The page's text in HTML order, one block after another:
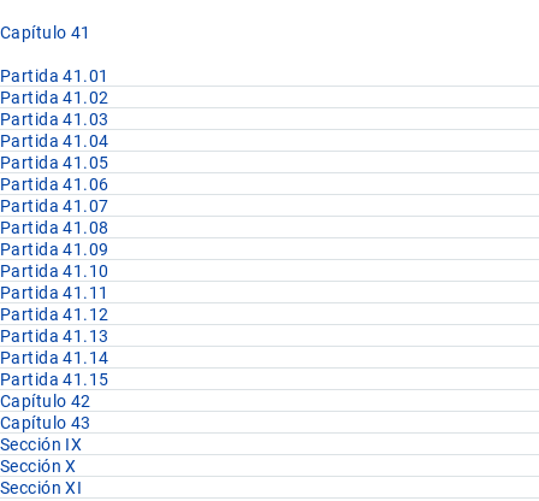
Capítulo 41
Partida 41.01
Partida 41.02
Partida 41.03
Partida 41.04
Partida 41.05
Partida 41.06
Partida 41.07
Partida 41.08
Partida 41.09
Partida 41.10
Partida 41.11
Partida 41.12
Partida 41.13
Partida 41.14
Partida 41.15
Capítulo 42
Capítulo 43
Sección IX
Sección X
Sección XI